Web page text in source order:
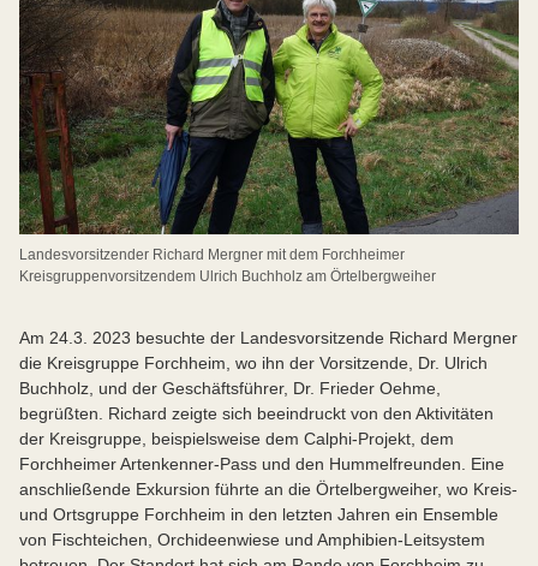
Landesvorsitzender Richard Mergner mit dem Forchheimer
Kreisgruppenvorsitzendem Ulrich Buchholz am Örtelbergweiher
Am 24.3. 2023 besuchte der Landesvorsitzende Richard Mergner
die Kreisgruppe Forchheim, wo ihn der Vorsitzende, Dr. Ulrich
Buchholz, und der Geschäftsführer, Dr. Frieder Oehme,
begrüßten. Richard zeigte sich beeindruckt von den Aktivitäten
der Kreisgruppe, beispielsweise dem Calphi-Projekt, dem
Forchheimer Artenkenner-Pass und den Hummelfreunden. Eine
anschließende Exkursion führte an die Örtelbergweiher, wo Kreis-
und Ortsgruppe Forchheim in den letzten Jahren ein Ensemble
von Fischteichen, Orchideenwiese und Amphibien-Leitsystem